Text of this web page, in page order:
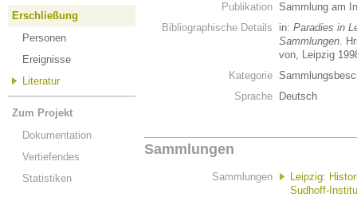
Erschließung
Personen
Ereignisse
Literatur
Zum Projekt
Dokumentation
Vertiefendes
Statistiken
Publikation Sammlung am
Bibliographische Details
in: Paradies in
Sammlungen.
von, Leipzig
Kategorie
Sprache
Deutsch
Sammlungen
Sammlungen
Leipzig:
Sudhoff-